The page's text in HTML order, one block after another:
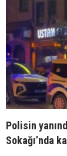
Polisin
Sokağı’nda